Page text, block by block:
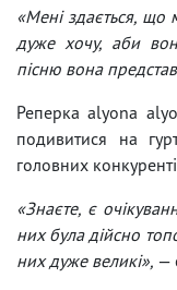
«Мені здається, що
дуже хочу, аби
пісню вона
Реперка аlyona
подивитися на
головних
«Знаєте, є
них була дійсно
них дуже великі», —